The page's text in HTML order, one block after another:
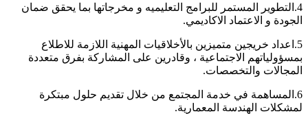
4.التطوير المستمر للبرامج التعليميه و مخرجاتها بما يحقق ضمان
الجودة و الاعتماد الاكاديمي.
5.اعداد خريجين متميزين بالأخلاقيات المهنية اللازمة للاطلاع
بمسؤولياتهم الاجتماعية ، وقادرين على المشاركة بفرق متعددة
المجالات والتخصصات.
6.المساهمة في خدمة المجتمع من خلال تقديم حلول مبتكرة
لمشكلات الهندسة المعمارية.